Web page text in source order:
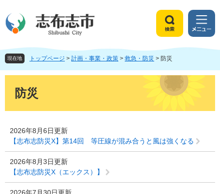
ジ
頭
す
ュ
飛
し
索
メ
ニ
ュ
現在地 トップページ > 計画・事業・政策 > 救急・防災 > 防災
防災
2026年8月6日更新
【志布志防災X】第14回 等圧線が混み合うと風は強くなる
2026年8月3日更新
【志布志防災X（エックス）】